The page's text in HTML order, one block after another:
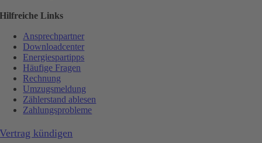
Hilfreiche Links
Ansprechpartner
Downloadcenter
Energiespartipps
Häufige Fragen
Rechnung
Umzugsmeldung
Zählerstand ablesen
Zahlungsprobleme
Vertrag kündigen